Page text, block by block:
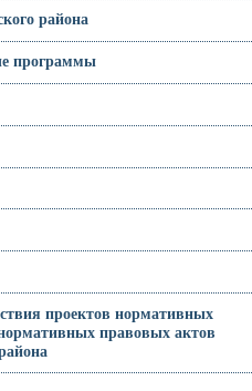
района
программы
проектов нормативных
правовых актов